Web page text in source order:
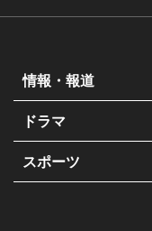
情報・報道
ドラマ
スポーツ